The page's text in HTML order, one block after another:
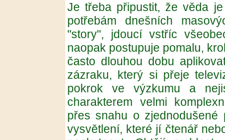
Je třeba připustit, že věda
potřebám dnešních
"story", jdoucí vstříc
naopak postupuje pomalu,
často dlouhou dobu
zázraku, který si přeje
pokrok ve výzkumu a
charakterem velmi
přes snahu o
vysvětlení, které jí čtenář